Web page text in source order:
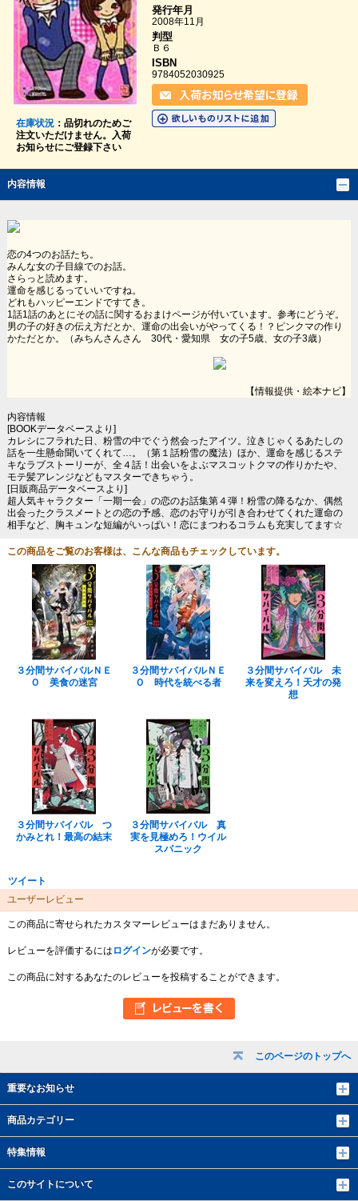
このページのトップへ
重要なお知らせ
商品カテゴリー
特集情報
このサイトについて
在庫状況：品切れのためご
注文いただけません。入荷
お知らせにご登録下さい
発行年月
2008年11月
判型
Ｂ６
ISBN
9784052030925
内容情報
恋の4つのお話たち。
みんな女の子目線でのお話。
さらっと読めます。
運命を感じるっていいですね。
どれもハッピーエンドですてき。
1話1話のあとにその話に関するおまけページが付いています。参考にどうぞ。
男の子の好きの伝え方だとか、運命の出会いがやってくる！？ピンクマの作り
かただとか。（みちんさんさん 30代・愛知県 女の子5歳、女の子3歳）
【情報提供・絵本ナビ】
内容情報
[BOOKデータベースより]
カレシにフラれた日、粉雪の中でぐう然会ったアイツ。泣きじゃくるあたしの
話を一生懸命聞いてくれて…。（第１話粉雪の魔法）ほか、運命を感じるステ
キなラブストーリーが、全４話！出会いをよぶマスコットクマの作りかたや、
モテ髪アレンジなどもマスターできちゃう。
[日販商品データベースより]
超人気キャラクター「一期一会」の恋のお話集第４弾！粉雪の降るなか、偶然
出会ったクラスメートとの恋の予感、恋のお守りが引き合わせてくれた運命の
相手など、胸キュンな短編がいっぱい！恋にまつわるコラムも充実してます☆
この商品をご覧のお客様は、こんな商品もチェックしています。
３分間サバイバルＮＥ
Ｏ 美食の迷宮
３分間サバイバルＮＥ
Ｏ 時代を統べる者
３分間サバイバル 未
来を変えろ！天才の発
想
３分間サバイバル つ
かみとれ！最高の結末
３分間サバイバル 真
実を見極めろ！ウイル
スパニック
ツイート
ユーザーレビュー
この商品に寄せられたカスタマーレビューはまだありません。
レビューを評価するには ログインが必要です。
この商品に対するあなたのレビューを投稿することができます。